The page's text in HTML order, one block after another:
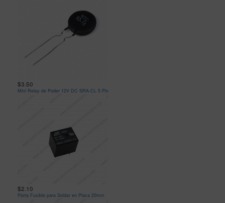
$3.50
Mini Relay de Poder 12V DC SRA-CL 5 Pin
$2.10
Porta Fusible para Soldar en Placa 20mm